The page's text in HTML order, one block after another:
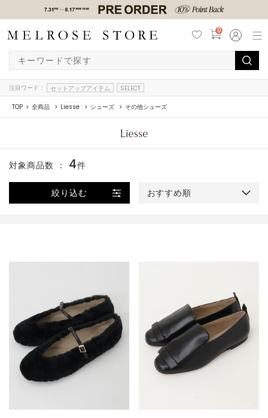
0
注目ワード： セットアップアイテム SELECT
TOP 全商品 Liesse シューズ その他シューズ
絞り込む おすすめ順
対象商品数 ： 4件